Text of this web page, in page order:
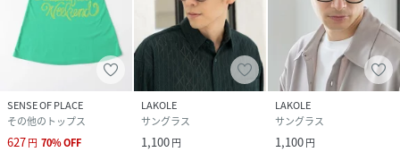
SENSE OF PLACE
その他のトップス
627円 70%OFF
LAKOLE
サングラス
1,100円
LAKOLE
サングラス
1,100円